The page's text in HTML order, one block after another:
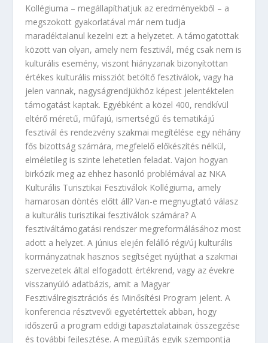
Kollégiuma – megállapíthatjuk az eredményekből – a
megszokott gyakorlatával már nem tudja
maradéktalanul kezelni ezt a helyzetet. A támogatottak
között van olyan, amely nem fesztivál, még csak nem is
kulturális esemény, viszont hiányzanak bizonyítottan
értékes kulturális missziót betöltő fesztiválok, vagy ha
jelen vannak, nagyságrendjükhöz képest jelentéktelen
támogatást kaptak. Egyébként a közel 400, rendkívül
eltérő méretű, műfajú, ismertségű és tematikájú
fesztivál és rendezvény szakmai megítélése egy néhány
fős bizottság számára, megfelelő előkészítés nélkül,
elméletileg is szinte lehetetlen feladat. Vajon hogyan
birkózik meg az ehhez hasonló problémával az NKA
Kulturális Turisztikai Fesztiválok Kollégiuma, amely
hamarosan döntés előtt áll? Van-e megnyugtató válasz
a kulturális turisztikai fesztiválok számára? A
fesztiváltámogatási rendszer megreformálásához most
adott a helyzet. A június elején felálló régi/új kulturális
kormányzatnak hasznos segítséget nyújthat a szakmai
szervezetek által elfogadott értékrend, vagy az évekre
visszanyúló adatbázis, amit a Magyar
Fesztiválregisztrációs és Minősítési Program jelent. A
konferencia résztvevői egyetértettek abban, hogy
időszerű a program eddigi tapasztalatainak összegzése
és további fejlesztése. A megújítás egyik szempontja